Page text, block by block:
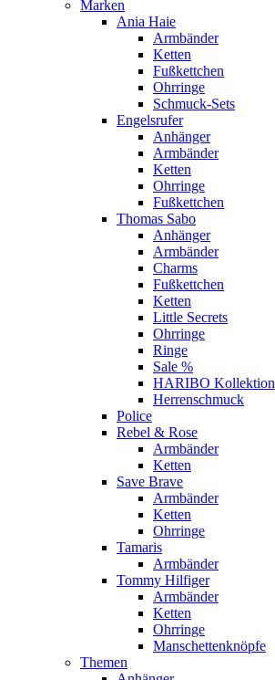
Marken
Ania Haie
Armbänder
Ketten
Fußkettchen
Ohrringe
Schmuck-Sets
Engelsrufer
Anhänger
Armbänder
Ketten
Ohrringe
Fußkettchen
Thomas Sabo
Anhänger
Armbänder
Charms
Fußkettchen
Ketten
Little Secrets
Ohrringe
Ringe
Sale %
HARIBO Kollektion
Herrenschmuck
Police
Rebel & Rose
Armbänder
Ketten
Save Brave
Armbänder
Ketten
Ohrringe
Tamaris
Armbänder
Tommy Hilfiger
Armbänder
Ketten
Ohrringe
Manschettenknöpfe
Themen